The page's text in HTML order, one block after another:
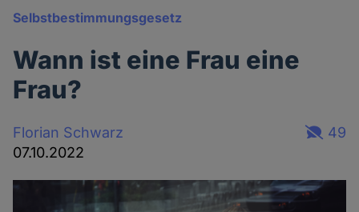
Selbstbestimmungsgesetz
Wann ist eine Frau eine
Frau?
Florian Schwarz
07.10.2022
49